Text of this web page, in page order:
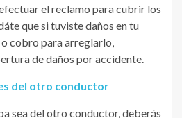
el reclamo para cubrir los
que si tuviste daños en tu
cobro para arreglarlo,
de daños por accidente.
del otro conductor
sea del otro conductor, deberás